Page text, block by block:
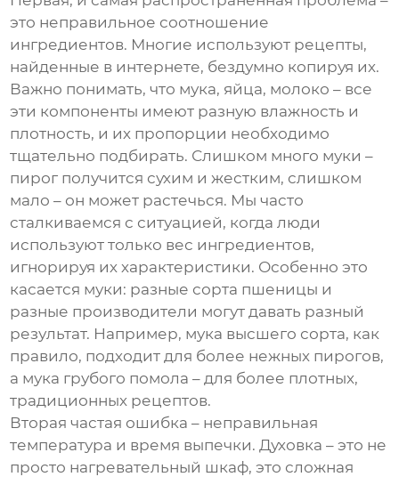
это неправильное соотношение
ингредиентов. Многие используют рецепты,
найденные в интернете, бездумно копируя их.
Важно понимать, что мука, яйца, молоко – все
эти компоненты имеют разную влажность и
плотность, и их пропорции необходимо
тщательно подбирать. Слишком много муки –
пирог получится сухим и жестким, слишком
мало – он может растечься. Мы часто
сталкиваемся с ситуацией, когда люди
используют только вес ингредиентов,
игнорируя их характеристики. Особенно это
касается муки: разные сорта пшеницы и
разные производители могут давать разный
результат. Например, мука высшего сорта, как
правило, подходит для более нежных пирогов,
а мука грубого помола – для более плотных,
традиционных рецептов.
Вторая частая ошибка – неправильная
температура и время выпечки. Духовка – это не
просто нагревательный шкаф, это сложная